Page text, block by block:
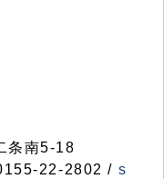
条南5-18
22-2802 / s